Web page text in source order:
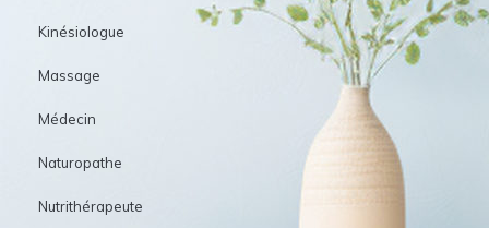
Kinésiologue
Massage
Médecin
Naturopathe
Nutrithérapeute